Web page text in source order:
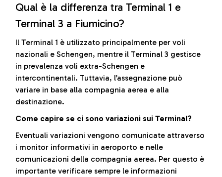
Qual è la differenza tra Terminal 1 e
Terminal 3 a Fiumicino?
Il Terminal 1 è utilizzato principalmente per voli
nazionali e Schengen, mentre il Terminal 3 gestisce
in prevalenza voli extra-Schengen e
intercontinentali. Tuttavia, l’assegnazione può
variare in base alla compagnia aerea e alla
destinazione.
Come capire se ci sono variazioni sui Terminal?
Eventuali variazioni vengono comunicate attraverso
i monitor informativi in aeroporto e nelle
comunicazioni della compagnia aerea. Per questo è
importante verificare sempre le informazioni